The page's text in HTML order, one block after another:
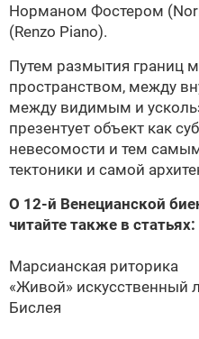
Норманом Фостером
(Renzo Piano).
Путем размытия границ
пространством, между
между видимым и
презентует объект как
невесомости и тем
тектоники и самой
О 12-й Венецианской
читайте также в статьях:
Марсианская риторика
«Живой» искусственный
Бислея